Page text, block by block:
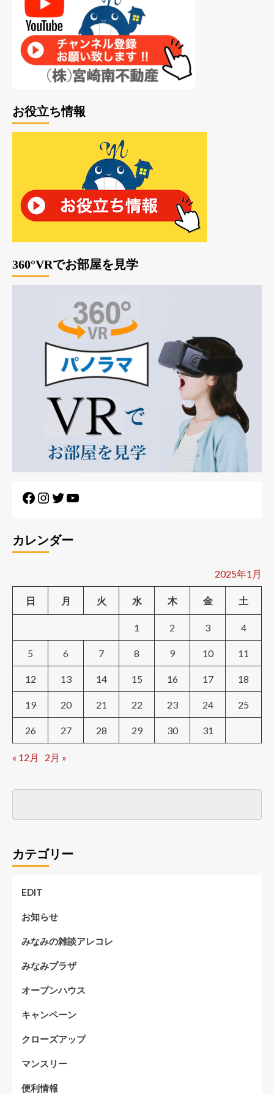
お役立ち情報
360°VRでお部屋を見学
カレンダー
2025年1月
日 月 火 水 木 金 土
1 2 3 4
5 6 7 8 9 10 11
12 13 14 15 16 17 18
19 20 21 22 23 24 25
26 27 28 29 30 31
« 12月 2月 »
カテゴリー
EDIT
お知らせ
みなみの雑談アレコレ
みなみプラザ
オープンハウス
キャンペーン
クローズアップ
マンスリー
便利情報